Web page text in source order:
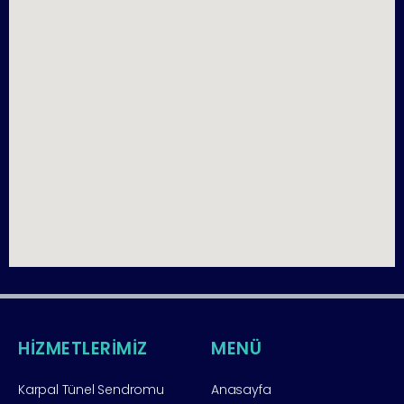
HİZMETLERİMİZ
Karpal Tünel Sendromu
MENÜ
Anasayfa